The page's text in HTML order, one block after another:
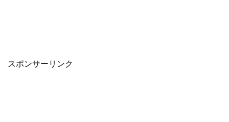
スポンサーリンク